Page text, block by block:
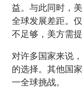
益。与此同时，
全球发展差距。
不足够，美方需
对许多国家来说
的选择。其他国
一全球挑战。